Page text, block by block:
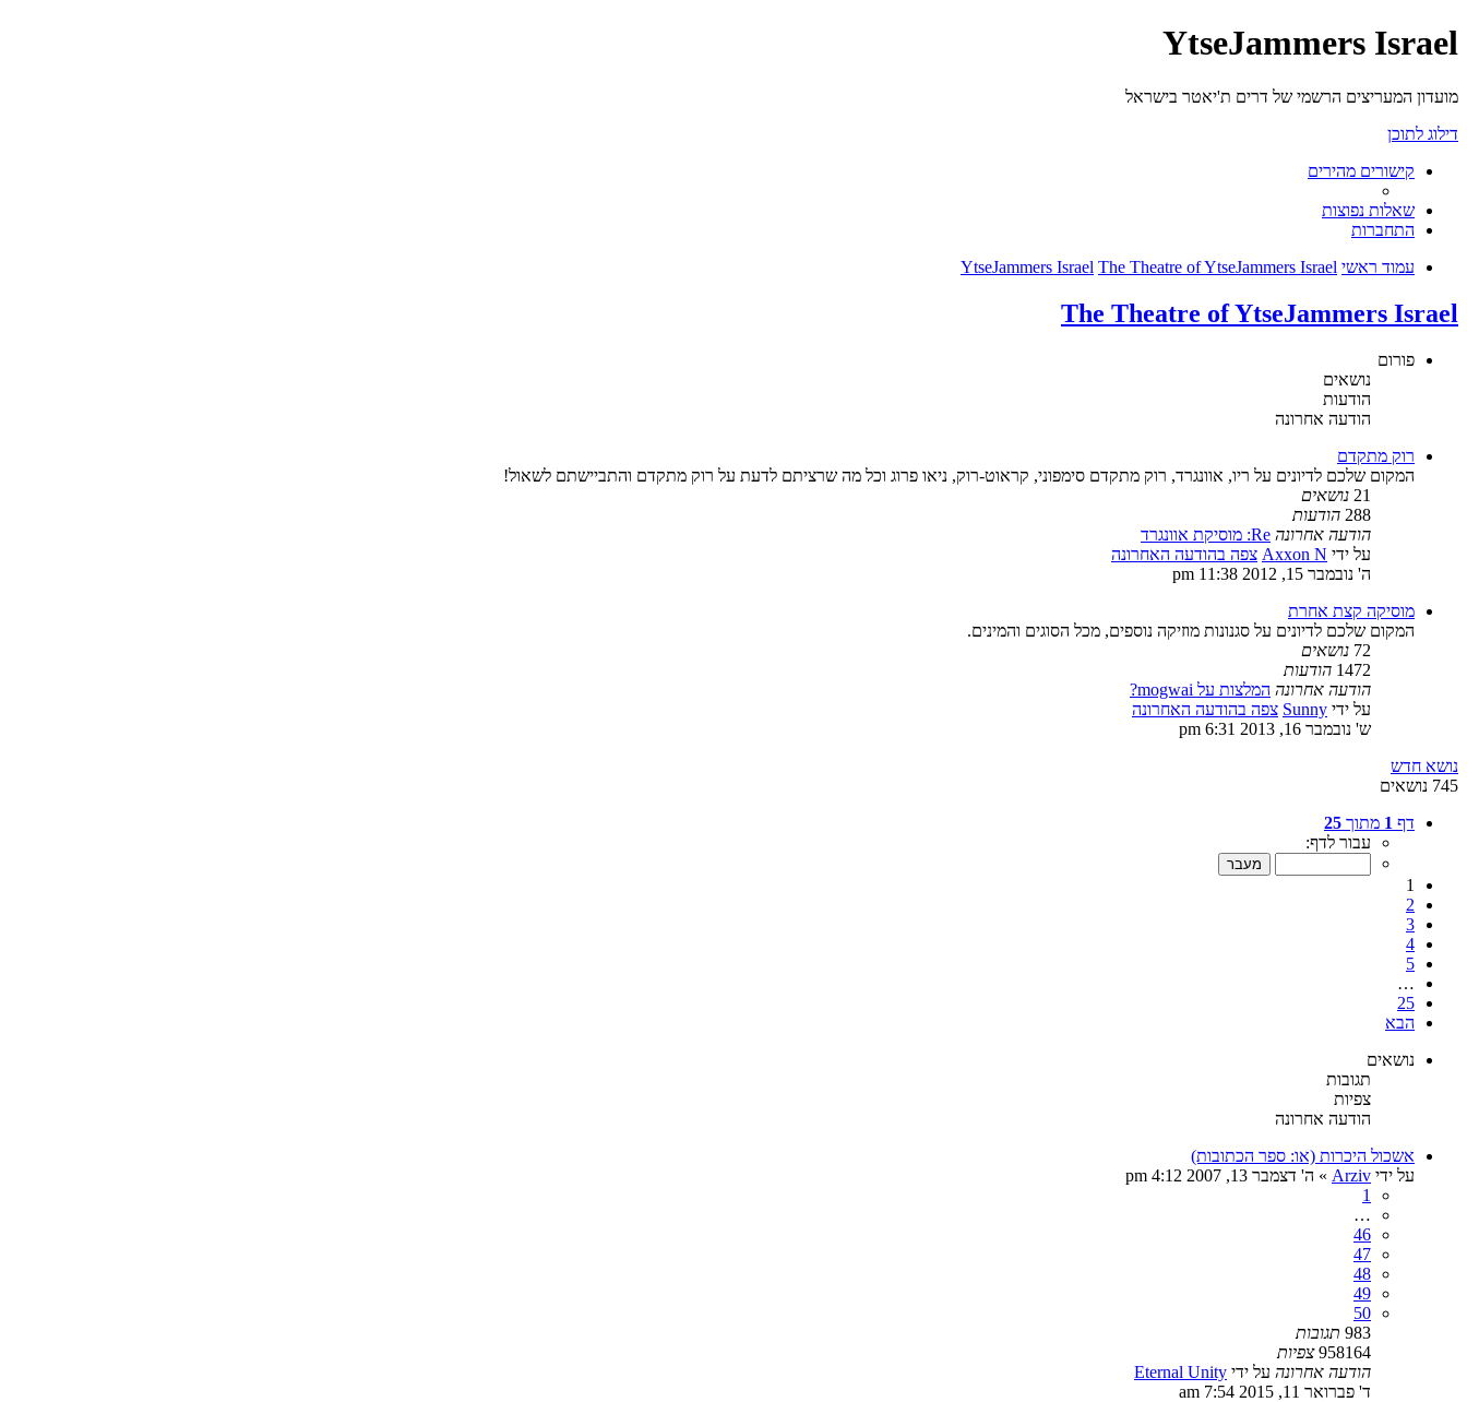
YtseJammers Israel
מועדון המעריצים הרשמי של דרים ת'יאטר בישראל
דילוג לתוכן
קישורים מהירים
שאלות נפוצות
התחברות
עמוד ראשי
YtseJammers Israel The Theatre of YtseJammers Israel
The Theatre of YtseJammers Israel
פורום
נושאים
הודעות
הודעה אחרונה
רוק מתקדם
המקום שלכם לדיונים על ריו, אוונגרד, רוק מתקדם סימפוני, קראוט-רוק, ניאו פרוג וכל מה שרציתם לדעת על רוק מתקדם והתביישתם לשאול!
21 נושאים
288 הודעות
הודעה אחרונה Re: מוסיקת אוונגרד
על ידי Axxon N צפה בהודעה האחרונה
ה' נובמבר 15, 2012 11:38 pm
מוסיקה קצת אחרת
המקום שלכם לדיונים על סגנונות מוזיקה נוספים, מכל הסוגים והמינים.
72 נושאים
1472 הודעות
הודעה אחרונה המלצות על mogwai?
על ידי Sunny צפה בהודעה האחרונה
ש' נובמבר 16, 2013 6:31 pm
נושא חדש
745 נושאים
דף 1 מתוך 25
עבור לדף:
1
2
3
4
5
…
25
הבא
נושאים
תגובות
צפיות
הודעה אחרונה
אשכול היכרות (או: ספר הכתובות)
על ידי Arziv
» ה' דצמבר 13, 2007 4:12 pm
1
…
46
47
48
49
50
983 תגובות
958164 צפיות
הודעה אחרונה על ידי Eternal Unity
ד' פברואר 11, 2015 7:54 am